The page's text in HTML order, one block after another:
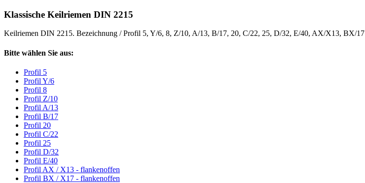
Klassische Keilriemen DIN 2215
Keilriemen DIN 2215. Bezeichnung / Profil 5, Y/6, 8, Z/10, A/13, B/17, 20, C/22, 25, D/32, E/40, AX/X13, BX/17
Bitte wählen Sie aus:
Profil 5
Profil Y/6
Profil 8
Profil Z/10
Profil A/13
Profil B/17
Profil 20
Profil C/22
Profil 25
Profil D/32
Profil E/40
Profil AX / X13 - flankenoffen
Profil BX / X17 - flankenoffen